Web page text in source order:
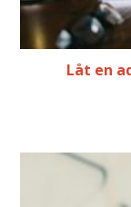
Låt en